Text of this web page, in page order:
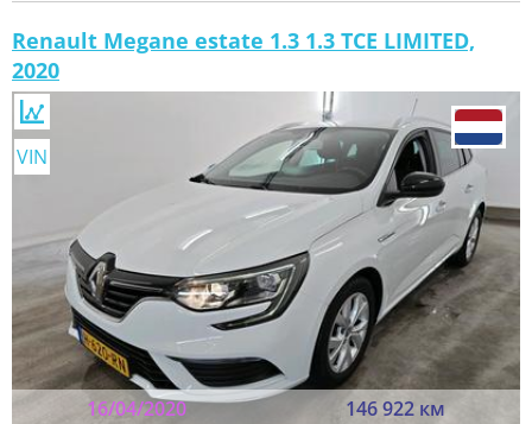
Renault Megane estate 1.3 1.3 TCE LIMITED,
2020
16/04/2020
146 922 км
VIN